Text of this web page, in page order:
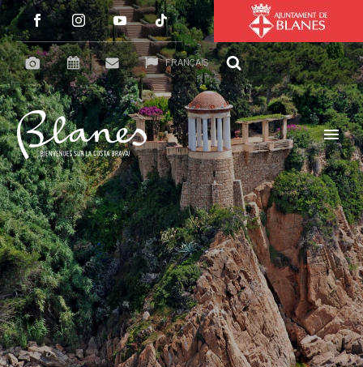
FRANÇAIS